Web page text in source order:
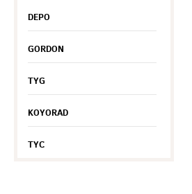
DEPO
GORDON
TYG
KOYORAD
TYC